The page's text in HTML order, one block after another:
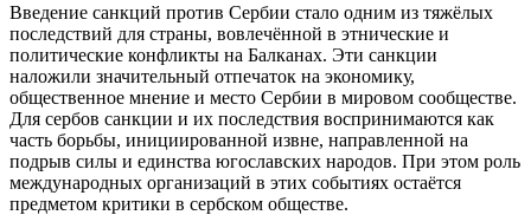
Введение санкций против Сербии стало одним из тяжёлых
последствий для страны, вовлечённой в этнические и
политические конфликты на Балканах. Эти санкции
наложили значительный отпечаток на экономику,
общественное мнение и место Сербии в мировом сообществе.
Для сербов санкции и их последствия воспринимаются как
часть борьбы, инициированной извне, направленной на
подрыв силы и единства югославских народов. При этом роль
международных организаций в этих событиях остаётся
предметом критики в сербском обществе.